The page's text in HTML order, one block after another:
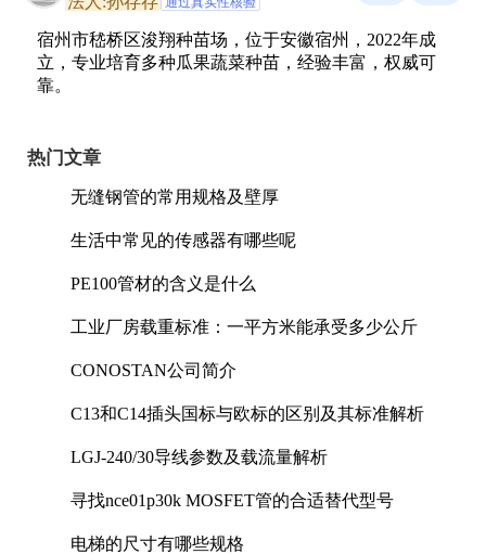
宿州市嵇桥区浚翔种苗场，位于安徽宿州，2022年成
立，专业培育多种瓜果蔬菜种苗，经验丰富，权威可
靠。
热门文章
无缝钢管的常用规格及壁厚
生活中常见的传感器有哪些呢
PE100管材的含义是什么
工业厂房载重标准：一平方米能承受多少公斤
CONOSTAN公司简介
C13和C14插头国标与欧标的区别及其标准解析
LGJ-240/30导线参数及载流量解析
寻找nce01p30k MOSFET管的合适替代型号
电梯的尺寸有哪些规格